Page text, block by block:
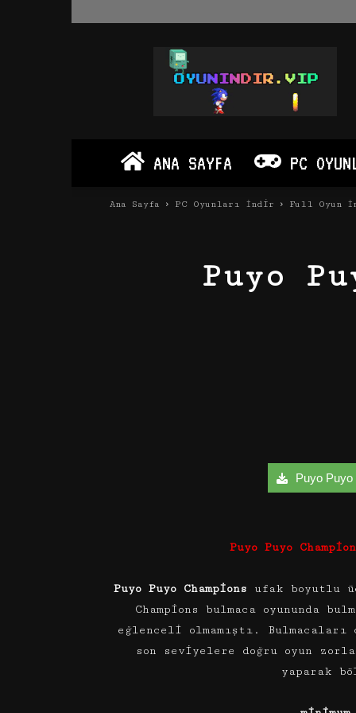
Oyun
İndir
PC
Android
ANA SAYFA PC
Ana Sayfa PC Oyunları İndir Full Oyun
Puyo
Puyo
Puyo Puyo
Puyo Puyo Champions ufak boyutlu
Champions bulmaca oyununda
eğlenceli olmamıştı. Bulmacaları
son seviyelere doğru oyun
yaparak